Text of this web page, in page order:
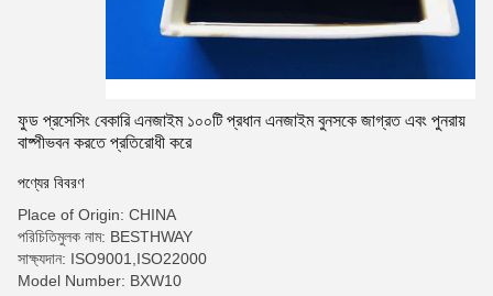
ফুড প্রসেসিং বেকারি এনজাইম ১০০টি প্রধান এনজাইম বুনসকে জাগ্রত এবং পুনরায়
বাষ্পীভবন করতে প্রতিরোধী করে
পণ্যের বিবরণ
Place of Origin: CHINA
পরিচিতিমুলক নাম: BESTHWAY
সাক্ষ্যদান: ISO9001,ISO22000
Model Number: BXW10